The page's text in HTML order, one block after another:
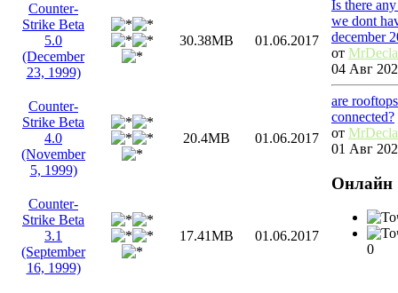
Counter-
Strike Beta
5.0
(December
23, 1999)
30.38MB 01.06.2017
Counter-
Strike Beta
4.0
(November
5, 1999)
20.4MB 01.06.2017
Counter-
Strike Beta
3.1
(September
16, 1999)
17.41MB 01.06.2017
Is there
we dont
december
от
04 Авг
are
connected?
от
01 Авг
Онлайн
0